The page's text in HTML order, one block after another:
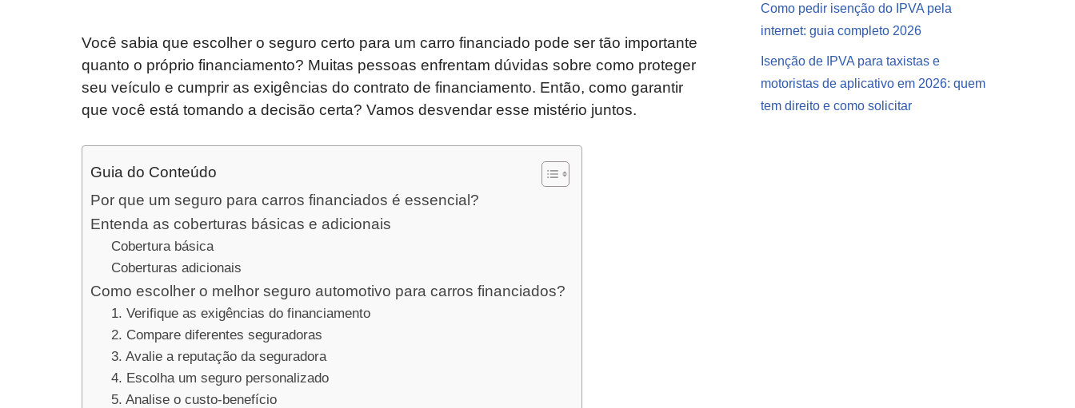
Você sabia que escolher o seguro certo para um carro financiado pode ser tão importante
quanto o próprio financiamento? Muitas pessoas enfrentam dúvidas sobre como proteger
seu veículo e cumprir as exigências do contrato de financiamento. Então, como garantir
que você está tomando a decisão certa? Vamos desvendar esse mistério juntos.
Guia do Conteúdo
Por que um seguro para carros financiados é essencial?
Entenda as coberturas básicas e adicionais
Cobertura básica
Coberturas adicionais
Como escolher o melhor seguro automotivo para carros financiados?
1. Verifique as exigências do financiamento
2. Compare diferentes seguradoras
3. Avalie a reputação da seguradora
4. Escolha um seguro personalizado
5. Analise o custo-benefício
Como pedir isenção do IPVA pela
internet: guia completo 2026
Isenção de IPVA para taxistas e
motoristas de aplicativo em 2026: quem
tem direito e como solicitar